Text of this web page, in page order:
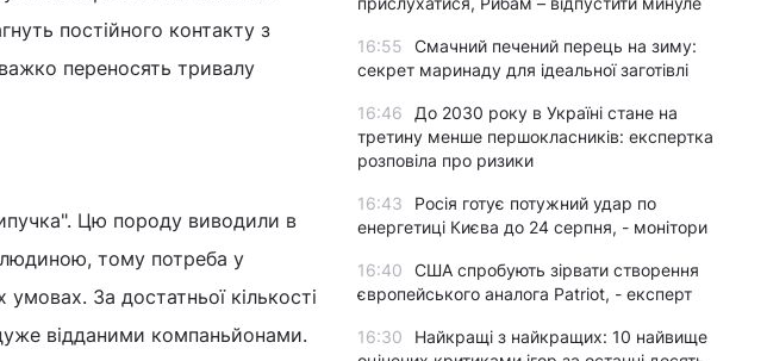
постійного контакту з
переносять тривалу
Цю породу виводили в
тому потреба у
За достатньої кількості
відданими компаньйонами.
16:55
Смачний печений перець на зиму:
секрет маринаду для ідеальної заготівлі
16:46
До 2030 року в Україні стане на
третину менше першокласників: експертка
розповіла про ризики
16:43
Росія готує потужний удар по
енергетиці Києва до 24 серпня, - монітори
16:40
США спробують зірвати створення
європейського аналога Patriot, - експерт
16:30
Найкращі з найкращих: 10 найвище